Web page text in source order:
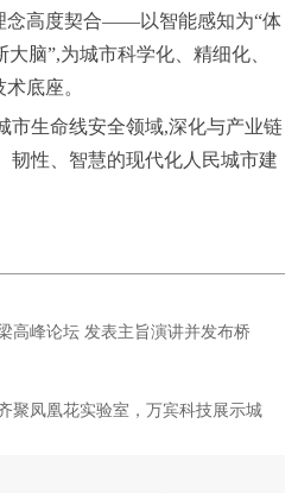
念高度契合——以智能感知为“体
脑”,为城市科学化、精细化、
底座。
市生命线安全领域,深化与产业链
韧性、智慧的现代化人民城市建
高峰论坛 发表主旨演讲并发布桥
聚凤凰花实验室，万宾科技展示城